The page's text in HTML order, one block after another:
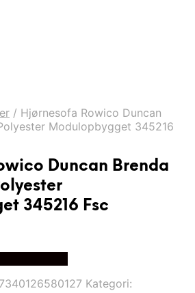
/ Hjørnesofa Rowico Duncan
Modulopbygget 345216
Duncan Brenda
345216 Fsc
7340126580127 Kategori: